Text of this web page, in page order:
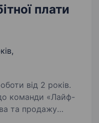
плати
від 2 років.
та продажу